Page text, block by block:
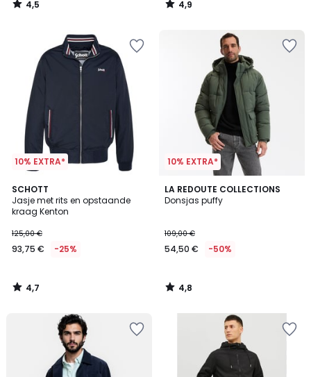
4,5
/
4,9
/
10% EXTRA*
SCHOTT
Jasje met rits en opstaande
kraag Kenton
125,00 €
93,75 € -25%
4,7
/ 5
4,7
/
10% EXTRA*
LA REDOUTE COLLECTIONS
Donsjas puffy
109,00 €
54,50 € -50%
4,8
/ 5
4,8
/